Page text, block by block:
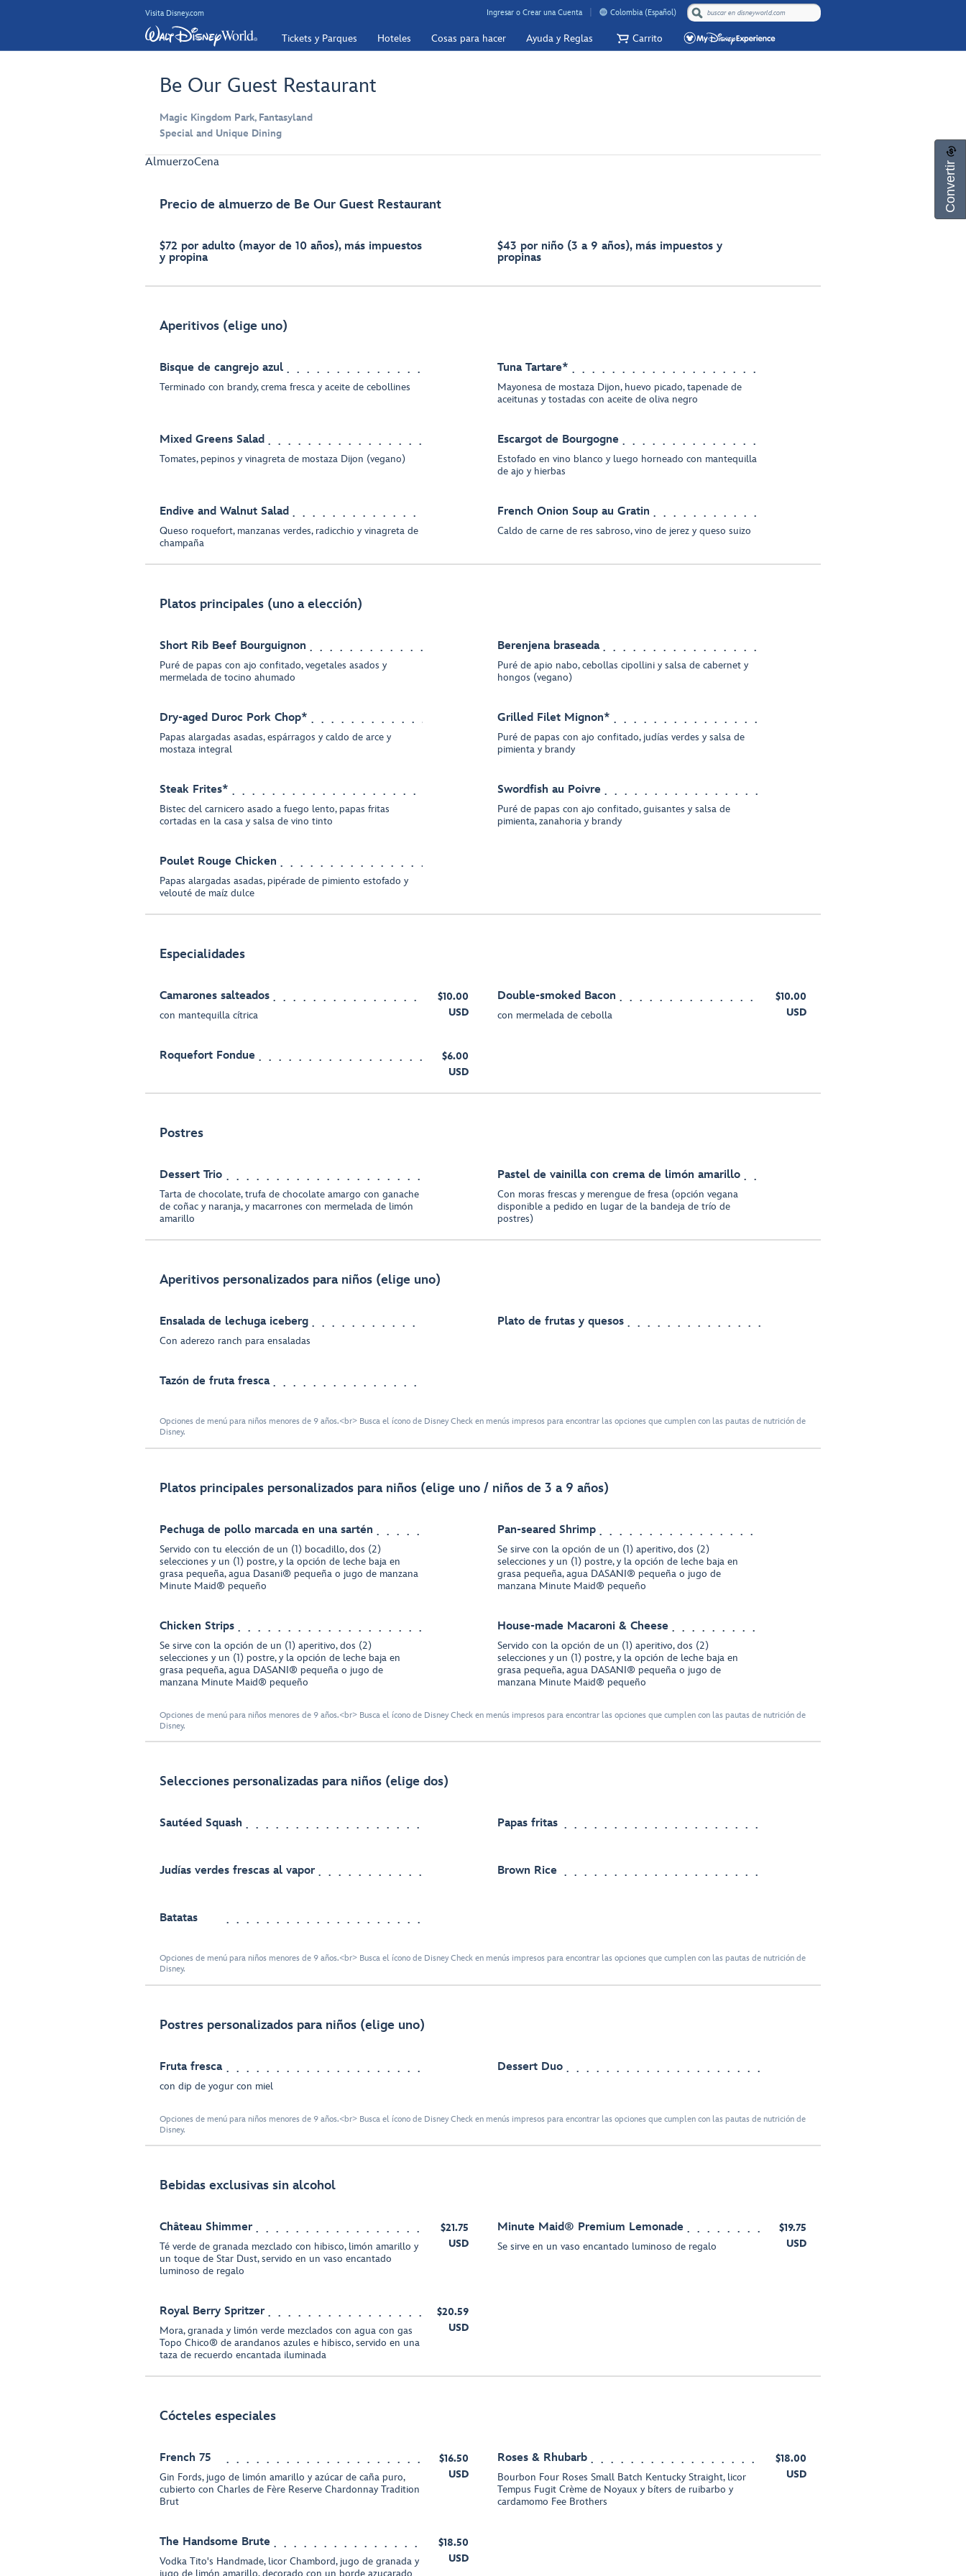
Visita Disney.com Ingresar o Crear una Cuenta Colombia (Español)
Tickets y Parques Hoteles Cosas para hacer Ayuda y Reglas Carrito
Be Our Guest Restaurant
Magic Kingdom Park, Fantasyland
Special and Unique Dining
AlmuerzoCena
Precio de almuerzo de Be Our Guest Restaurant
$72 por adulto (mayor de 10 años), más impuestos
y propina
$43 por niño (3 a 9 años), más impuestos y
propinas
Aperitivos (elige uno)
Bisque de cangrejo azul
Terminado con brandy, crema fresca y aceite de cebollines
Tuna Tartare*
Mayonesa de mostaza Dijon, huevo picado, tapenade de
aceitunas y tostadas con aceite de oliva negro
Mixed Greens Salad
Tomates, pepinos y vinagreta de mostaza Dijon (vegano)
Escargot de Bourgogne
Estofado en vino blanco y luego horneado con mantequilla
de ajo y hierbas
Endive and Walnut Salad
Queso roquefort, manzanas verdes, radicchio y vinagreta de
champaña
French Onion Soup au Gratin
Caldo de carne de res sabroso, vino de jerez y queso suizo
Platos principales (uno a elección)
Short Rib Beef Bourguignon
Puré de papas con ajo confitado, vegetales asados y
mermelada de tocino ahumado
Berenjena braseada
Puré de apio nabo, cebollas cipollini y salsa de cabernet y
hongos (vegano)
Dry-aged Duroc Pork Chop*
Papas alargadas asadas, espárragos y caldo de arce y
mostaza integral
Grilled Filet Mignon*
Puré de papas con ajo confitado, judías verdes y salsa de
pimienta y brandy
Steak Frites*
Bistec del carnicero asado a fuego lento, papas fritas
cortadas en la casa y salsa de vino tinto
Swordfish au Poivre
Puré de papas con ajo confitado, guisantes y salsa de
pimienta, zanahoria y brandy
Poulet Rouge Chicken
Papas alargadas asadas, pipérade de pimiento estofado y
velouté de maíz dulce
Especialidades
Camarones salteados
con mantequilla cítrica
$10.00
USD
Double-smoked Bacon
con mermelada de cebolla
$10.00
USD
Roquefort Fondue
$6.00
USD
Postres
Dessert Trio
Tarta de chocolate, trufa de chocolate amargo con ganache
de coñac y naranja, y macarrones con mermelada de limón
amarillo
Pastel de vainilla con crema de limón amarillo
Con moras frescas y merengue de fresa (opción vegana
disponible a pedido en lugar de la bandeja de trío de
postres)
Aperitivos personalizados para niños (elige uno)
Ensalada de lechuga iceberg
Con aderezo ranch para ensaladas
Plato de frutas y quesos
Tazón de fruta fresca
Opciones de menú para niños menores de 9 años.<br> Busca el ícono de Disney Check en menús impresos para encontrar las opciones que cumplen con las pautas de nutrición de
Disney.
Platos principales personalizados para niños (elige uno / niños de 3 a 9 años)
Pechuga de pollo marcada en una sartén
Servido con tu elección de un (1) bocadillo, dos (2)
selecciones y un (1) postre, y la opción de leche baja en
grasa pequeña, agua Dasani® pequeña o jugo de manzana
Minute Maid® pequeño
Pan-seared Shrimp
Se sirve con la opción de un (1) aperitivo, dos (2)
selecciones y un (1) postre, y la opción de leche baja en
grasa pequeña, agua DASANI® pequeña o jugo de
manzana Minute Maid® pequeño
Chicken Strips
Se sirve con la opción de un (1) aperitivo, dos (2)
selecciones y un (1) postre, y la opción de leche baja en
grasa pequeña, agua DASANI® pequeña o jugo de
manzana Minute Maid® pequeño
House-made Macaroni & Cheese
Servido con la opción de un (1) aperitivo, dos (2)
selecciones y un (1) postre, y la opción de leche baja en
grasa pequeña, agua DASANI® pequeña o jugo de
manzana Minute Maid® pequeño
Opciones de menú para niños menores de 9 años.<br> Busca el ícono de Disney Check en menús impresos para encontrar las opciones que cumplen con las pautas de nutrición de
Disney.
Selecciones personalizadas para niños (elige dos)
Sautéed Squash Papas fritas
Judías verdes frescas al vapor Brown Rice
Batatas
Opciones de menú para niños menores de 9 años.<br> Busca el ícono de Disney Check en menús impresos para encontrar las opciones que cumplen con las pautas de nutrición de
Disney.
Postres personalizados para niños (elige uno)
Fruta fresca
con dip de yogur con miel
Dessert Duo
Opciones de menú para niños menores de 9 años.<br> Busca el ícono de Disney Check en menús impresos para encontrar las opciones que cumplen con las pautas de nutrición de
Disney.
Bebidas exclusivas sin alcohol
Château Shimmer
Té verde de granada mezclado con hibisco, limón amarillo y
un toque de Star Dust, servido en un vaso encantado
luminoso de regalo
$21.75
USD
Minute Maid® Premium Lemonade
Se sirve en un vaso encantado luminoso de regalo
$19.75
USD
Royal Berry Spritzer
Mora, granada y limón verde mezclados con agua con gas
Topo Chico® de arandanos azules e hibisco, servido en una
taza de recuerdo encantada iluminada
$20.59
USD
Cócteles especiales
French 75
Gin Fords, jugo de limón amarillo y azúcar de caña puro,
cubierto con Charles de Fère Reserve Chardonnay Tradition
Brut
$16.50
USD
Roses & Rhubarb
Bourbon Four Roses Small Batch Kentucky Straight, licor
Tempus Fugit Crème de Noyaux y bíters de ruibarbo y
cardamomo Fee Brothers
$18.00
USD
The Handsome Brute
Vodka Tito's Handmade, licor Chambord, jugo de granada y
$18.50
USD
Convertir